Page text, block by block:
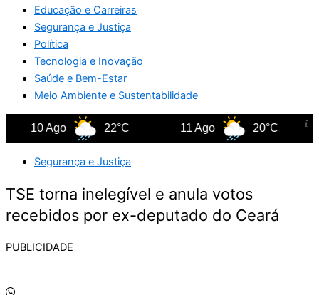
Educação e Carreiras
Segurança e Justiça
Política
Tecnologia e Inovação
Saúde e Bem-Estar
Meio Ambiente e Sustentabilidade
10 Ago 22°C 11 Ago 20°C
Segurança e Justiça
TSE torna inelegível e anula votos
recebidos por ex-deputado do Ceará
PUBLICIDADE